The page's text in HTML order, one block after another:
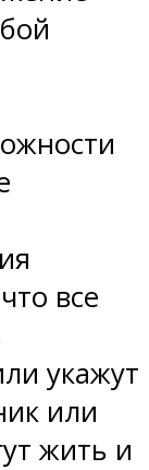
все
укажут
или
жить и